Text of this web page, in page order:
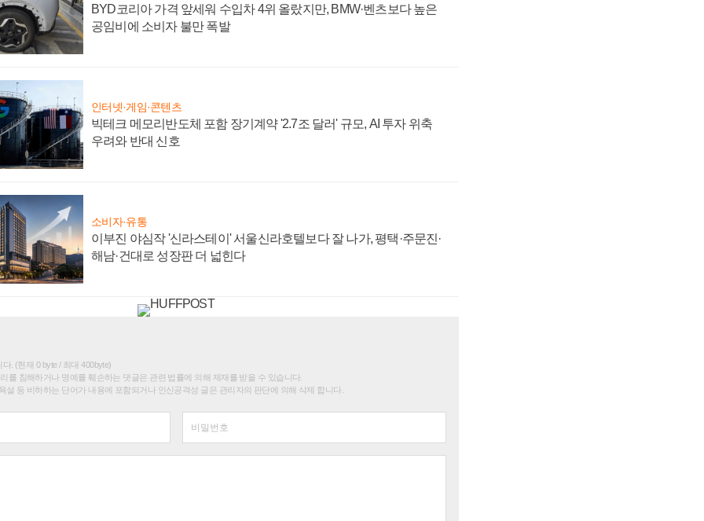
BYD코리아 가격 앞세워 수입차 4위 올랐지만, BMW·벤츠보다 높은
공임비에 소비자 불만 폭발
인터넷·게임·콘텐츠
빅테크 메모리반도체 포함 장기계약 '2.7조 달러' 규모, AI 투자 위축
우려와 반대 신호
소비자·유통
이부진 야심작 '신라스테이' 서울신라호텔보다 잘 나가, 평택·주문진·
해남·건대로 성장판 더 넓힌다
. (현재 0 byte / 최대 400byte)
를 침해하거나 명예를 훼손하는 댓글은 관련 법률에 의해 제재를 받을 수 있습니다.
설 등 비하하는 단어가 내용에 포함되거나 인신공격성 글은 관리자의 판단에 의해 삭제 합니다.